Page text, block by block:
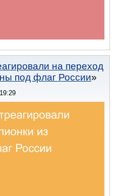
на переход
под флаг России
19:29